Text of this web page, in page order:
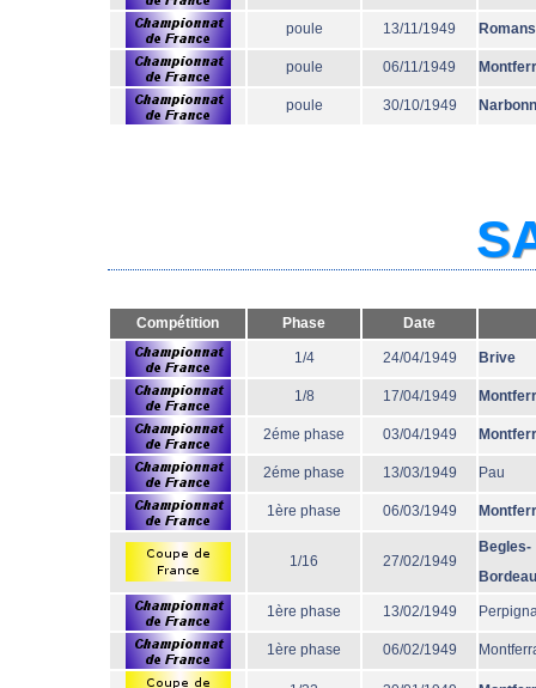
poule 13/11/1949 Romans
poule 06/11/1949
poule 30/10/1949
Compétition Phase Date
1/4 24/04/1949 Brive
1/8 17/04/1949
2éme phase 03/04/1949
2éme phase 13/03/1949 Pau
1ère phase 06/03/1949
1/16 27/02/1949
Begles-
1ère phase 13/02/1949
1ère phase 06/02/1949